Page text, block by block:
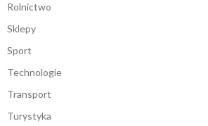
Rolnictwo
Sklepy
Sport
Technologie
Transport
Turystyka